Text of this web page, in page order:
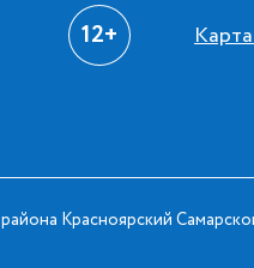
12+
Красноярский